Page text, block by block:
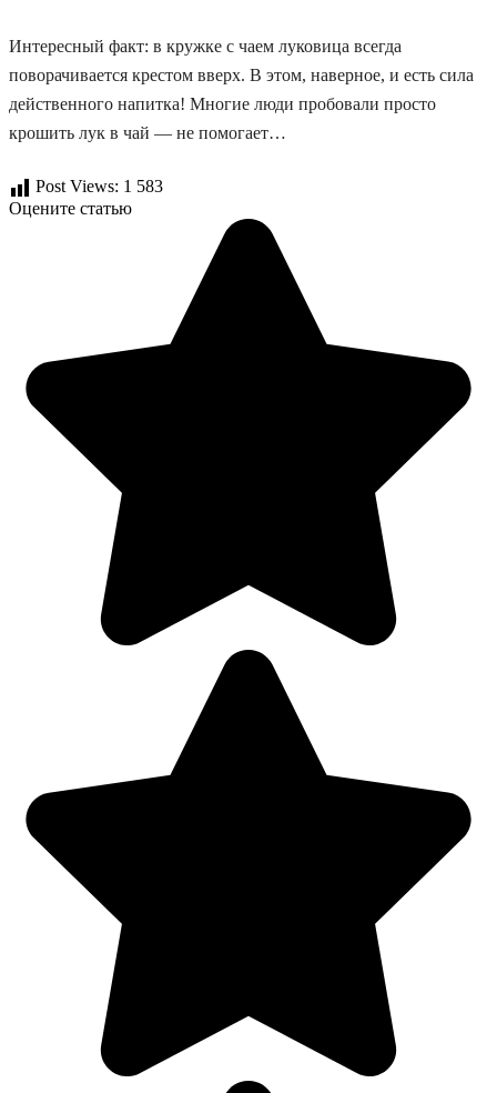
Интересный факт: в кружке с чаем луковица всегда
поворачивается крестом вверх. В этом, наверное, и есть сила
действенного напитка! Многие люди пробовали просто
крошить лук в чай — не помогает…
Post Views: 1 583
Оцените статью